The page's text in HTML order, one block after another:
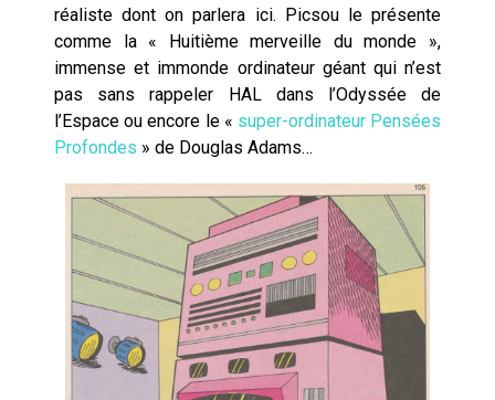
réaliste dont on parlera ici. Picsou le présente
comme la « Huitième merveille du monde »,
immense et immonde ordinateur géant qui n’est
pas sans rappeler HAL dans l’Odyssée de
l’Espace ou encore le « super-ordinateur Pensées
Profondes » de Douglas Adams…